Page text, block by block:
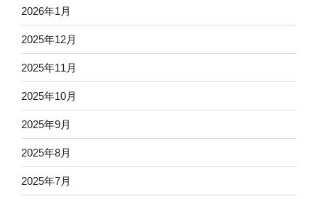
2026年1月
2025年12月
2025年11月
2025年10月
2025年9月
2025年8月
2025年7月